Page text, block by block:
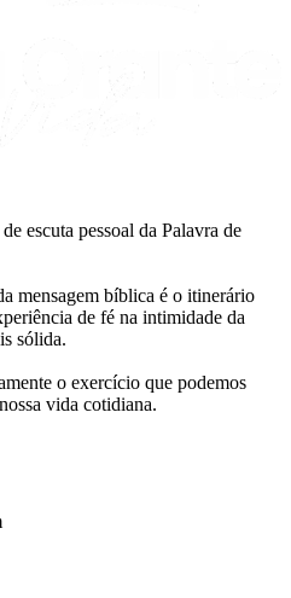
escuta pessoal da Palavra de
mensagem bíblica é o itinerário
de fé na intimidade da
sólida.
o exercício que podemos
vida cotidiana.